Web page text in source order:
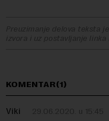
Preuzimanje delova teksta
izvora i uz postavljanje linka
KOMENTAR(1)
Viki 29.06.2020. u 15:45